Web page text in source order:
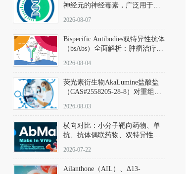
神经元的神经毒素，广泛用于构
以盐酸盐形式存在，可触发线粒
体介导的神经元凋亡。其经典应
用即为选择性损毁中脑黑质致密
部多巴胺能神经元，从而可靠模
拟帕金森病的核心病理与行为表
2026-08-07
Bispecific Antibodies双特异性抗体
（bsAbs）全面解析：肿瘤治疗的
2026-08-04
荧光素衍生物AkaLumine盐酸盐
（CAS#2558205-28-8）对重组萤
数（Km）为2.06 μM；其近红外
发光特性赋予优异的组织穿透能
力，大幅增强成像信噪比，从而
实现活体动物模型中极低给药剂
量下的高灵敏度、非侵入式生物
2026-08-03
横向对比：小分子靶向药物、单
抗、抗体偶联药物、双特异性抗
及应用瓶颈
2026-07-22
Ailanthone（AIL）、Δ13-